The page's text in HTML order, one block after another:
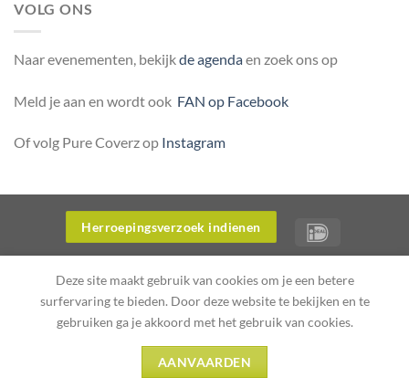
VOLG ONS
Naar evenementen, bekijkde agendaen zoek ons op
Meld je aan en wordt ook FAN op Facebook
Of volg Pure Coverz op Instagram
Herroepingsverzoek indienen
OVER ONS
WERKWIJZE WEBWINKEL PURE COVERZ
PRODUCTINFORMATIE
PRIVACYVERKLARING PURE COVERZ
Copyright 2026 ©
Deze site maakt gebruik van cookies om je een betere
surfervaring te bieden. Door deze website te bekijken en te
gebruiken ga je akkoord met het gebruik van cookies.
AANVAARDEN